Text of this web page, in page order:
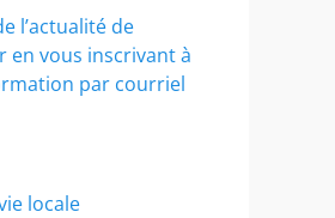
l’actualité de
en vous inscrivant à
par courriel
locale